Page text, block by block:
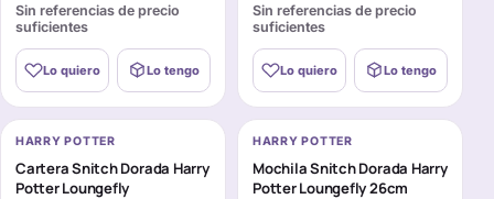
Sin referencias de precio
suficientes
Lo quiero Lo tengo
Sin referencias de precio
suficientes
Lo quiero Lo tengo
HARRY POTTER
Cartera Snitch Dorada Harry
Potter Loungefly
HARRY POTTER
Mochila Snitch Dorada Harry
Potter Loungefly 26cm